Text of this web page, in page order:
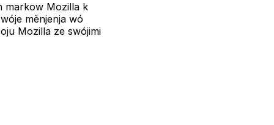
markow Mozilla k
měnjenja wó
Mozilla ze swójimi